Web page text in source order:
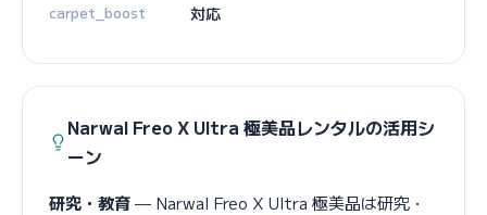
carpet_boost 対応
Narwal Freo X Ultra 極美品レンタルの活用シ
ーン
研究・教育— Narwal Freo X Ultra 極美品は研究・